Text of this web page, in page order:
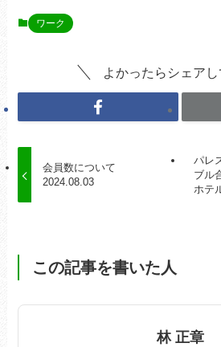
ワーク
よかったらシェアし
会員数について
2024.08.03
パレ
ブル
ホテ
この記事を書いた人
林 正章